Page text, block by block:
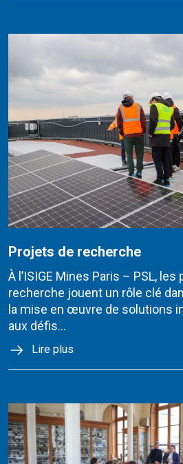
Projets de recherche
À l’ISIGE Mines Paris – PSL,
recherche jouent un rôle clé
la mise en œuvre de solutions
aux défis...
Lire plus